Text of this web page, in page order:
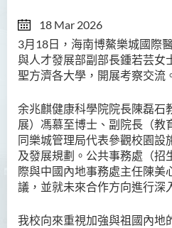
18 Mar 2026
3月18日，海南博鰲樂城國際
與人才發展部副部長鍾若芸女
聖方濟各大學，開展考察交流
余兆麒健康科學院院長陳磊石
展）馮慕至博士、副院長（教
同樂城管理局代表參觀校園設
及發展規劃。公共事務處（招
際與中國內地事務處主任陳美
議，並就未來合作方向進行深
我校向來重視加強與祖國內地
活動
方大
感言